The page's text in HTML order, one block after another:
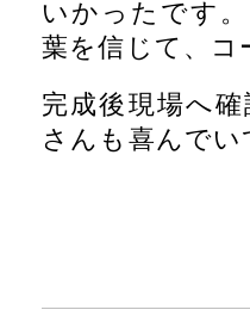
いかったです
葉を信じて、
完成後現場へ
さんも喜んで